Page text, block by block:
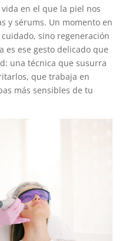
en el que la piel nos
y sérums. Un momento en
sino regeneración
es ese gesto delicado que
una técnica que susurra
que trabaja en
más sensibles de tu